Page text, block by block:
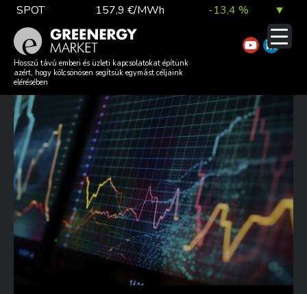
Skip
content
SPOT 157,9 €/MWh -13,4 % ▼
TTF DA 56,1 €/MWh 7,0 % ▲
EUA 81,9 €/t 1,0 %
DAX index 26 140,13 0,1 % ▲
EUR árfolyam 363,03 Ft 0,2 %
Hosszú távú emberi és üzleti kapcsolatokat építünk
azért, hogy kölcsönösen segítsük egymást céljaink
elérésében
GREENERGY MARKET REVIEW
– 2024 W48-49